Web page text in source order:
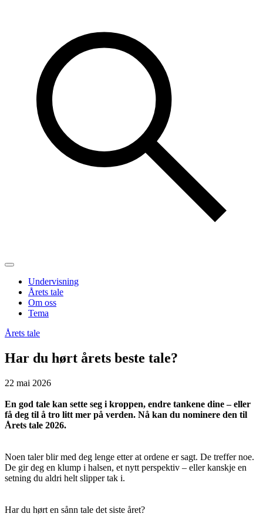
Undervisning
Årets tale
Om oss
Tema
Årets tale
Har du hørt årets beste tale?
22 mai 2026
En god tale kan sette seg i kroppen, endre tankene dine – eller
få deg til å tro litt mer på verden. Nå kan du nominere den til
Årets tale 2026.
Noen taler blir med deg lenge etter at ordene er sagt. De treffer noe.
De gir deg en klump i halsen, et nytt perspektiv – eller kanskje en
setning du aldri helt slipper tak i.
Har du hørt en sånn tale det siste året?